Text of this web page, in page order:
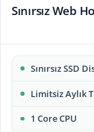
Sınırsız Web
Sınırsız SSD
Limitsiz Aylık
1 Core CPU